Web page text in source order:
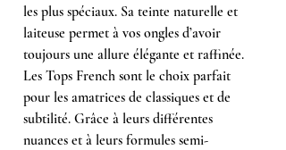
les plus spéciaux. Sa teinte naturelle et
laiteuse permet à vos ongles d’avoir
toujours une allure élégante et raffinée.
Les Tops French sont le choix parfait
pour les amatrices de classiques et de
subtilité. Grâce à leurs différentes
nuances et à leurs formules semi-